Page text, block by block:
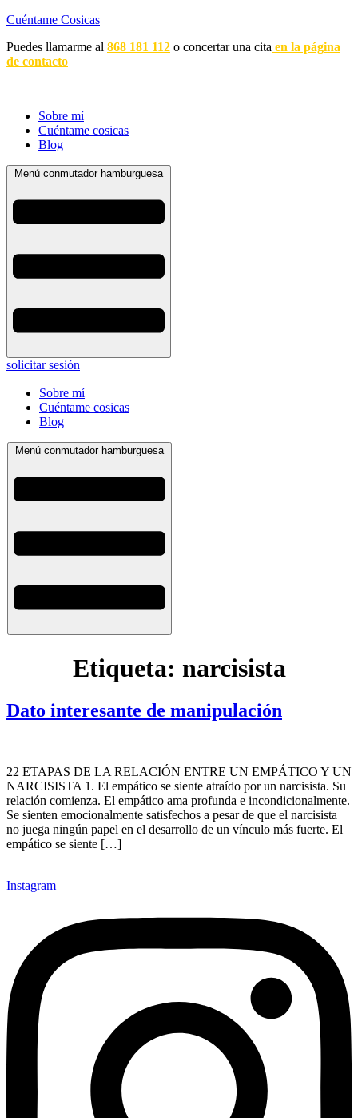
Cuéntame Cosicas
Puedes llamarme al 868 181 112 o concertar una cita en la página
de contacto
Sobre mí
Cuéntame cosicas
Blog
Menú conmutador hamburguesa
solicitar sesión
Sobre mí
Cuéntame cosicas
Blog
Menú conmutador hamburguesa
Etiqueta: narcisista
Dato interesante de manipulación
22 ETAPAS DE LA RELACIÓN ENTRE UN EMPÁTICO Y UN
NARCISISTA 1. El empático se siente atraído por un narcisista. Su
relación comienza. El empático ama profunda e incondicionalmente.
Se sienten emocionalmente satisfechos a pesar de que el narcisista
no juega ningún papel en el desarrollo de un vínculo más fuerte. El
empático se siente […]
Instagram